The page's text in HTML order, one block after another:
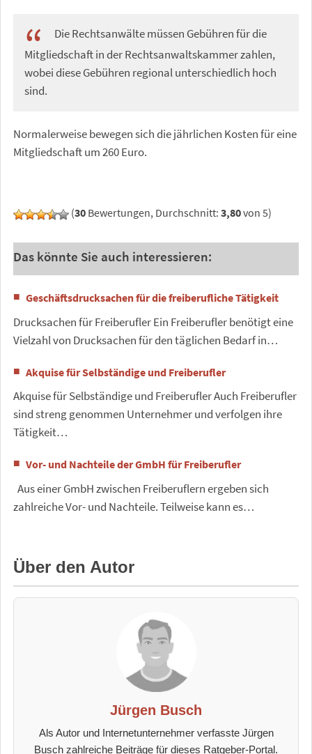
Die Rechtsanwälte müssen Gebühren für die
Mitgliedschaft in der Rechtsanwaltskammer zahlen,
wobei diese Gebühren regional unterschiedlich hoch
sind.
Normalerweise bewegen sich die jährlichen Kosten für eine
Mitgliedschaft um 260 Euro.
(30 Bewertungen, Durchschnitt: 3,80von 5)
Das könnte Sie auch interessieren:
Geschäftsdrucksachen für die freiberufliche Tätigkeit
Drucksachen für Freiberufler Ein Freiberufler benötigt eine
Vielzahl von Drucksachen für den täglichen Bedarf in…
Akquise für Selbständige und Freiberufler
Akquise für Selbständige und Freiberufler Auch Freiberufler
sind streng genommen Unternehmer und verfolgen ihre
Tätigkeit…
Vor- und Nachteile der GmbH für Freiberufler
Aus einer GmbH zwischen Freiberuflern ergeben sich
zahlreiche Vor- und Nachteile. Teilweise kann es…
Über den Autor
Jürgen Busch
Als Autor und Internetunternehmer verfasste Jürgen
Busch zahlreiche Beiträge für dieses Ratgeber-Portal.